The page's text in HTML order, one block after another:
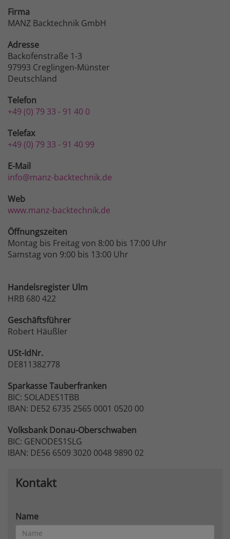
Firma
MANZ Backtechnik GmbH
Adresse
Backofenstraße 1-3
97993 Creglingen-Münster
Deutschland
Telefon
+49 (0) 79 33 - 91 40 0
Telefax
+49 (0) 79 33 - 91 40 99
E-Mail
info@manz-backtechnik.de
Web
www.manz-backtechnik.de
Öffnungszeiten
Montag bis Freitag von 8:00 bis 17:00 Uhr
Samstag von 9:00 bis 13:00 Uhr
Handelsregister Ulm
HRB 680 422
Geschäftsführer
Robert Häußler
USt-IdNr.
DE811382778
SparkasseTauberfranken
BIC: SOLADES1TBB
IBAN: DE52 6735 2565 0001 0520 00
VolksbankDonau-Oberschwaben
BIC: GENODES1SLG
IBAN: DE56 6509 3020 0048 9890 02
Kontakt
Name